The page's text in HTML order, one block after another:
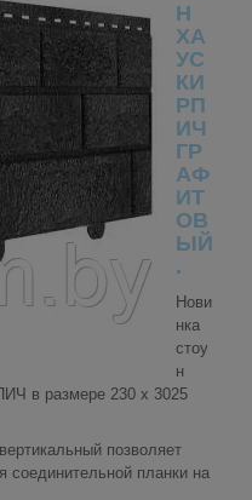
Н
ХА
УС
КИ
РП
ИЧ
ГР
АФ
ИТ
ОВ
ЫЙ
.
Нови
нка
стоу
н
в размере 230 х 3025
позволяет
соединительной планки на